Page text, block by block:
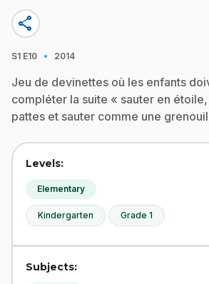
share
S1 E10 · 2014
Jeu de devinettes où les enfants
compléter la suite « sauter en
pattes et sauter comme une
Levels:
Elementary
Kindergarten Grade 1
Subjects: